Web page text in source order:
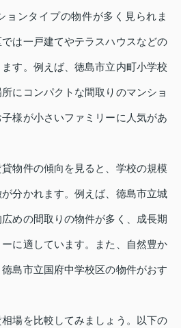
ョンタイプの物件が多く見られま
は一戸建てやテラスハウスなどの
す。例えば、徳島市立内町小学校
にコンパクトな間取りのマンショ
様が小さいファミリーに人気があ
物件の傾向を見ると、学校の規模
分かれます。例えば、徳島市立城
めの間取りの物件が多く、成長期
に適しています。また、自然豊か
島市立国府中学校区の物件がおす
場を比較してみましょう。以下の